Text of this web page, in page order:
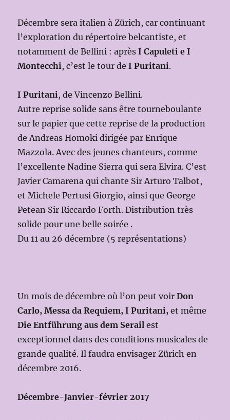
Décembre sera italien à Zürich, car continuant
l’exploration du répertoire belcantiste, et
notamment de Bellini : aprèsI Capuleti e I
Montecchi, c’est le tour deI Puritani.
I Puritani, de Vincenzo Bellini.
Autre reprise solide sans être tourneboulante
sur le papier que cette reprise de la production
de Andreas Homoki dirigée par Enrique
Mazzola. Avec des jeunes chanteurs, comme
l’excellente Nadine Sierra qui sera Elvira. C’est
Javier Camarena qui chante Sir Arturo Talbot,
et Michele Pertusi Giorgio, ainsi que George
Petean Sir Riccardo Forth. Distribution très
solide pour une belle soirée .
Du 11 au 26 décembre (5 représentations)
Un mois de décembre où l’on peut voirDon
Carlo, Messa da Requiem, I Puritani, et même
Die Entführung aus dem Serail est
exceptionnel dans des conditions musicales de
grande qualité. Il faudra envisager Zürich en
décembre 2016.
Décembre-Janvier-février 2017